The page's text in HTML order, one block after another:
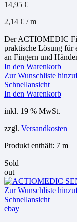
14,95 €
2,14 € /m
Der ACTIOMEDIC
praktische Lösung für
an Fingern und
In den Warenkorb
Zur Wunschliste
Schnellansicht
In den Warenkorb
inkl. 19 % MwSt.
zzgl. Versandkosten
Produkt enthält: 7 m
Sold
out
Zur Wunschliste
Schnellansicht
ebay